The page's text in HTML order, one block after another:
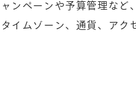
ンペーンや予算管理など
イムゾーン、通貨、アク